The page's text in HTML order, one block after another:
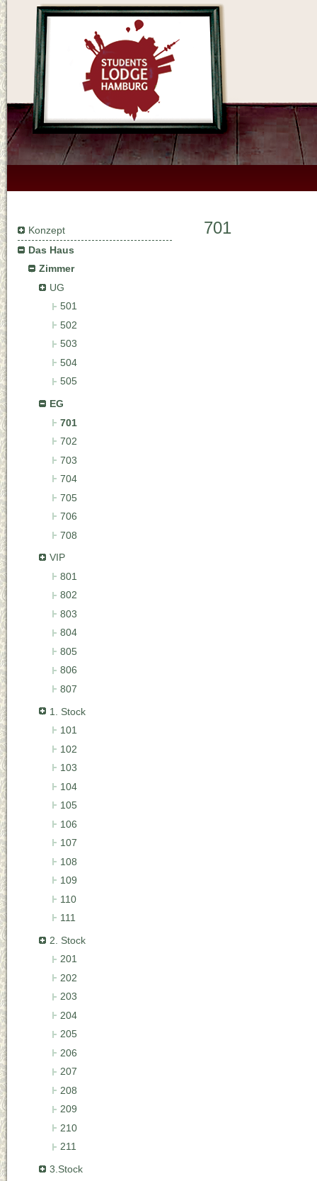
Konzept
Das Haus
Zimmer
UG
501
502
503
504
505
EG
701
702
703
704
705
706
708
VIP
801
802
803
804
805
806
807
1. Stock
101
102
103
104
105
106
107
108
109
110
111
2. Stock
201
202
203
204
205
206
207
208
209
210
211
3.Stock
701